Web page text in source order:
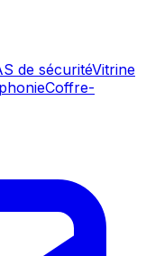
de sécuritéVitrine
Coffre-